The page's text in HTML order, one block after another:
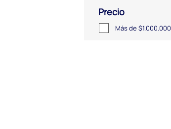
Precio
Más de $1.000.000